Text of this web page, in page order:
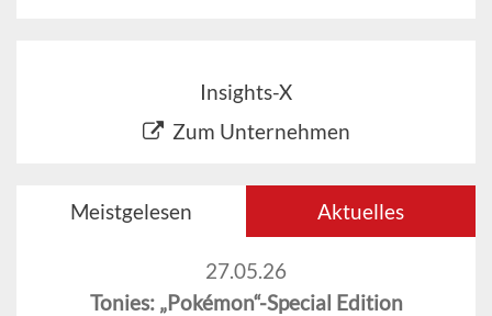
Insights-X
Zum Unternehmen
Meistgelesen Aktuelles
27.05.26
Tonies: „Pokémon“-Special Edition